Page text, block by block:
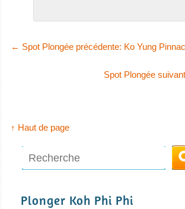
← Spot Plongée précédente: Ko Yung
Spot Plongée
↑ Haut de page
Plonger Koh Phi Phi